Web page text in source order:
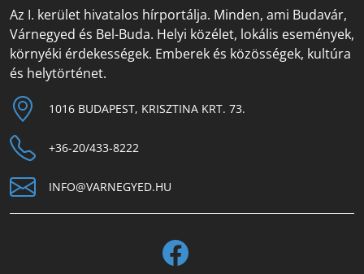
Az I. kerület hivatalos hírportálja. Minden, ami Budavár,
Várnegyed és Bel-Buda. Helyi közélet, lokális események,
környéki érdekességek. Emberek és közösségek, kultúra
és helytörténet.
1016 BUDAPEST, KRISZTINA KRT. 73.
+36-20/433-8222
INFO@VARNEGYED.HU